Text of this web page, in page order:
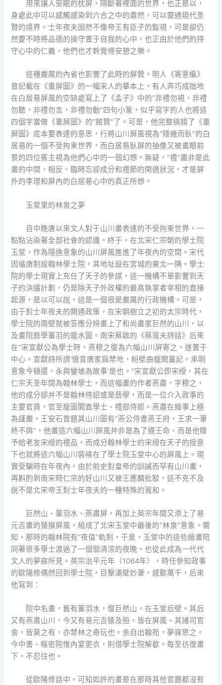
用來讓人安眠的枕屏，隔斷著裡面的世界，也正是以，
身處此中可以感觸感染到六合之中的肅然，可以靈通現代圣
賢的境界。士年夜夫固然不像帝王有臣子的監視，可是卻仍
然要不時將品德的操守置于自我的心中，也正由於他們的持
守心中的仁義，他們也才幹覺得安憩之樂。
這種嚴厲的內省也影響了此時的屏贊。明人《寄意編》
曾記載在《重屏圖》的一幅宋人的摹本上，有人弄巧成拙地
在白居易屏風的空缺處寫上了《孟子》中的“非禮勿視，非禮
勿聽，非禮勿言，非禮勿動”四句小篆，似乎寫字的人也將這
四個字當做《重屏圖》的“銘贊”了。可是，他完整搞錯了《重
屏圖》底本要表達的意思，行將山川屏風視為“隱幾而臥”的白
居易的一個不受拘束世界，而白居易臥屏的抽像又被畫眼前
景的四位賓主視為他們心中的一個幻想。無疑，“禮”盡非是此
畫的中間，相反，臨時忘卻成分和禮節的閑適狀況，才是屏
外的李璟和屏內的白居易心中的真正所想。
玉堂里的林泉之夢
自中晚唐以來文人對于山川畫表達的不受拘束世界，一
點點沾染著全部社會的認識。終于，在北宋仁宗朝的學士院
玉堂，作為隱逸意象的山川屏風進進了年夜內的空間。宋代
因循唐制設翰林學士院，其地址設在宮城的東北一隅。學士
院的學士現實上充任了天子的參謀，這一機構不單影響到天
子的決議計劃，仍是除天子外政權的最高執掌者宰相的直接
起源，是以可以說，這是一個很是嚴厲的行政機構。可是，
由于對士年夜夫的開通政策，在宋朝樹立之初的太宗時代，
學士院的兩壁就被答應分辨畫上了和尚畫家巨然的山川，以
及畫院藝學董羽的龍水圖。南宋蔡啟的《蔡寬夫詩話》后來
在“宋宣獻公為學士時，燕穆之復為六幅山川屏寄之，遂置于
中心。宣獻詩所謂‘憶昔唐家扃禁地，粉壁曲龍聞曩記。承明
意象今頓還，永與鑾坡為故事’是也。”宋宣獻公即宋綬，其在
仁宗天圣年間為翰林學士，而這幅畫的作者燕肅，字穆之，
他的成分卻并不是翰林待詔或是藝學，而是一位介入政事的
主要官員，官至龍圖閣直學士、禮部侍郎。燕肅在繪事上極
為謹嚴，王安石曾題其山川圖有“燕公侍書燕王府，王求一筆
終不與”，他畫這六幅山川屏風并非是為了遵王命，而是他贈
予給老友宋綬的禮品，而成分翰林學士的宋綬在天子的授意
下也就將這六幅山川裝裱在了學士院玉堂中心的屏風上。現
實受騙時在年夜內，由於前史對皇帝的訓誡而罕有山川畫，
再斟酌到南宋時仁宗的好山川又被王應麟批駁，這不克不及
說不是北宋帝王對士年夜夫的一種特殊的寬和。
巨然山、董羽水、燕肅屏，再加上英宗年間又添上了易
元吉畫的猿猴屏風，組成了北宋玉堂中最後的“林泉”意象。需
知，那時的翰林院有“夜值”軌制，于是，玉堂中的這些繪畫陪
同著很多學士渡過了一個個清涼的夜晚，也從此成為一代代
文人的夢寐所見。英宗治平元年（1064年），時任參知政事
的歐陽修偶然回到學士院，目擊滿壁妙筆，感歎萬千，后來
他寫到：
院中名畫，舊有董羽水，僧巨然山，在玉堂后壁。其后
又有燕肅山川，今又有易元吉猿及狟，皆在屏風。其諸司官
舍，皆莫之有，亦禁林之奇玩也。余自出翰苑，夢寐思之。
今中書、樞密院惟內宴更衣，則借學士院解歇。每至彷徨畫
下，不忍往也。
從歐陽修話中，可知如許的畫是在那時其他官廳都沒有